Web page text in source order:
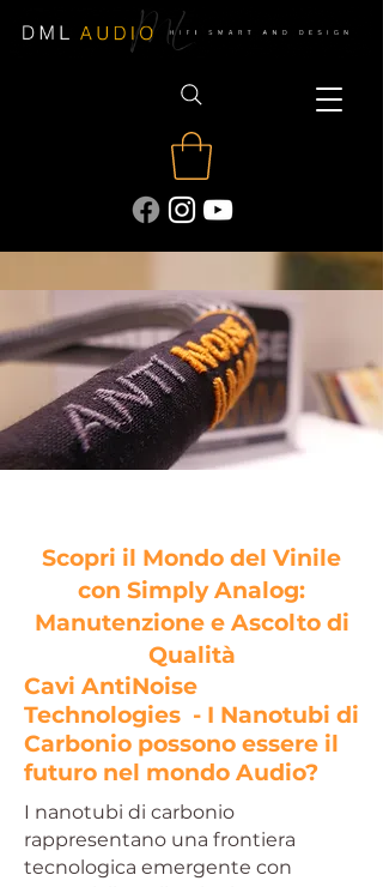
Scopri il Mondo del Vinile
con Simply Analog:
Manutenzione e Ascolto di
Qualità
Cavi AntiNoise
Technologies - I Nanotubi di
Carbonio possono essere il
futuro nel mondo Audio?
I nanotubi di carbonio
rappresentano una frontiera
tecnologica emergente con